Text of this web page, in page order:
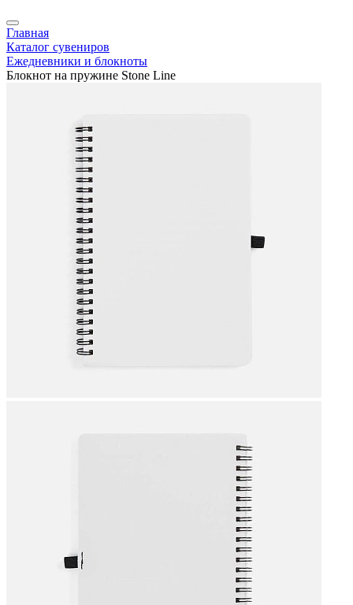
Главная
Каталог сувениров
Ежедневники и блокноты
Блокнот на пружине Stone Line